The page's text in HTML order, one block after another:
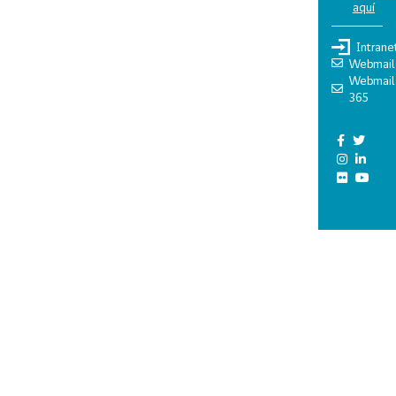
aquí
Webmail
Webmail
365